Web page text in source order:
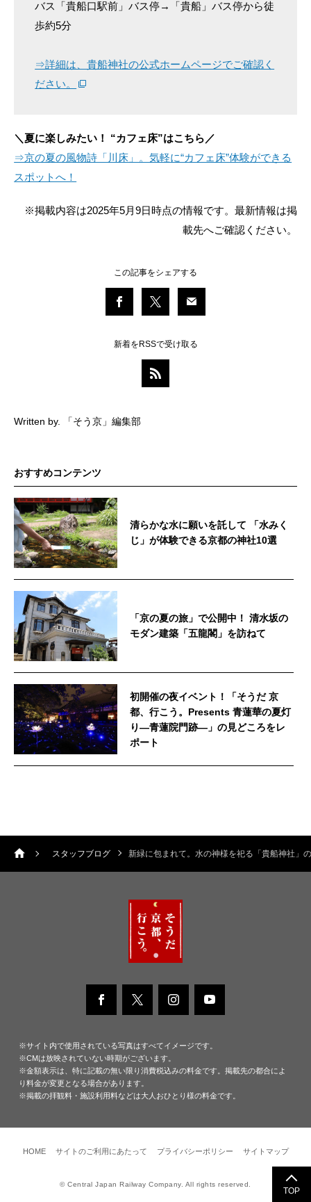
バス「貴船口駅前」バス停→「貴船」バス停から徒
歩約5分
⇒詳細は、貴船神社の公式ホームページでご確認く
ださい。
＼夏に楽しみたい！ “カフェ床”はこちら／
⇒京の夏の風物詩「川床」。気軽に“カフェ床”体験ができる
スポットへ！
※掲載内容は2025年5月9日時点の情報です。最新情報は掲
載先へご確認ください。
この記事をシェアする
新着をRSSで受け取る
Written by. 「そう京」編集部
おすすめコンテンツ
清らかな水に願いを託して 「水みく
じ」が体験できる京都の神社10選
「京の夏の旅」で公開中！ 清水坂の
モダン建築「五龍閣」を訪ねて
初開催の夜イベント！「そうだ 京
都、行こう。Presents 青蓮華の夏灯
り—青蓮院門跡—」の見どころをレ
ポート
スタッフブログ 新緑に包まれて。水の神様を祀る「貴船神社」
TOP
※サイト内で使用されている写真はすべてイメージです。
※CMは放映されていない時期がございます。
※金額表示は、特に記載の無い限り消費税込みの料金です。掲載先の都合によ
り料金が変更となる場合があります。
※掲載の拝観料・施設利用料などは大人おひとり様の料金です。
HOME サイトのご利用にあたって プライバシーポリシー サイトマップ
© Central Japan Railway Company. All rights reserved.